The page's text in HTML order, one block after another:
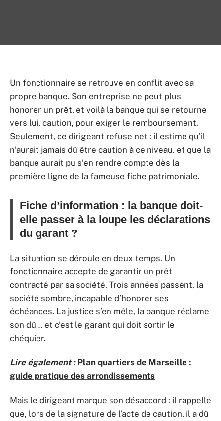
Un fonctionnaire se retrouve en conflit avec sa
propre banque. Son entreprise ne peut plus
honorer un prêt, et voilà la banque qui se retourne
vers lui, caution, pour exiger le remboursement.
Seulement, ce dirigeant refuse net : il estime qu’il
n’aurait jamais dû être caution à ce niveau, et que la
banque aurait pu s’en rendre compte dès la
première ligne de la fameuse fiche patrimoniale.
Fiche d’information : la banque doit-
elle passer à la loupe les déclarations
du garant ?
La situation se déroule en deux temps. Un
fonctionnaire accepte de garantir un prêt
contracté par sa société. Trois années passent, la
société sombre, incapable d’honorer ses
échéances. La justice s’en mêle, la banque réclame
son dû… et c’est le garant qui doit sortir le
chéquier.
Lire également : Plan quartiers de Marseille :
guide pratique des arrondissements
Mais le dirigeant marque son désaccord : il rappelle
que, lors de la signature de l’acte de caution, il a dû